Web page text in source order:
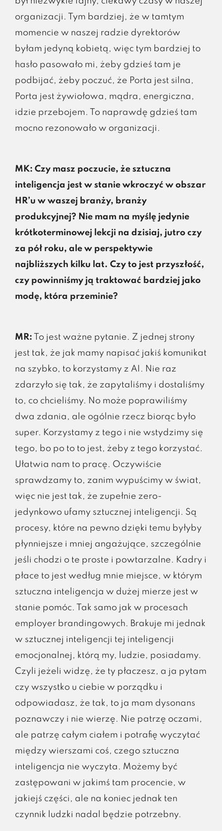
organizacji. Tym bardziej, że w tamtym
momencie w naszej radzie dyrektorów
byłam jedyną kobietą, więc tym bardziej to
hasło pasowało mi, żeby gdzieś tam je
podbijać, żeby poczuć, że Porta jest silna,
Porta jest żywiołowa, mądra, energiczna,
idzie przebojem. To naprawdę gdzieś tam
mocno rezonowało w organizacji.
MK: Czy masz poczucie, że sztuczna
inteligencja jest w stanie wkroczyć w obszar
HR’u w waszej branży, branży
produkcyjnej? Nie mam na myślę jedynie
krótkoterminowej lekcji na dzisiaj, jutro czy
za pół roku, ale w perspektywie
najbliższych kilku lat. Czy to jest przyszłość,
czy powinniśmy ją traktować bardziej jako
modę, która przeminie?
MR: To jest ważne pytanie. Z jednej strony
jest tak, że jak mamy napisać jakiś komunikat
na szybko, to korzystamy z AI. Nie raz
zdarzyło się tak, że zapytaliśmy i dostaliśmy
to, co chcieliśmy. No może poprawiliśmy
dwa zdania, ale ogólnie rzecz biorąc było
super. Korzystamy z tego i nie wstydzimy się
tego, bo po to to jest, żeby z tego korzystać.
Ułatwia nam to pracę. Oczywiście
sprawdzamy to, zanim wypuścimy w świat,
więc nie jest tak, że zupełnie zero-
jedynkowo ufamy sztucznej inteligencji. Są
procesy, które na pewno dzięki temu byłyby
płynniejsze i mniej angażujące, szczególnie
jeśli chodzi o te proste i powtarzalne. Kadry i
płace to jest według mnie miejsce, w którym
sztuczna inteligencja w dużej mierze jest w
stanie pomóc. Tak samo jak w procesach
employer brandingowych. Brakuje mi jednak
w sztucznej inteligencji tej inteligencji
emocjonalnej, którą my, ludzie, posiadamy.
Czyli jeżeli widzę, że ty płaczesz, a ja pytam
czy wszystko u ciebie w porządku i
odpowiadasz, że tak, to ja mam dysonans
poznawczy i nie wierzę. Nie patrzę oczami,
ale patrzę całym ciałem i potrafię wyczytać
między wierszami coś, czego sztuczna
inteligencja nie wyczyta. Możemy być
zastępowani w jakimś tam procencie, w
jakiejś części, ale na koniec jednak ten
czynnik ludzki nadal będzie potrzebny.